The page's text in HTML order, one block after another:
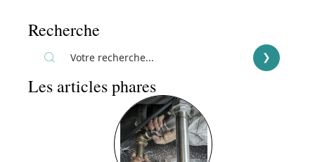
Recherche
Les articles phares